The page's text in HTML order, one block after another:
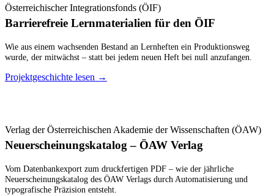
Österreichischer Integrationsfonds (ÖIF)
Barrierefreie Lernmaterialien für den ÖIF
Wie aus einem wachsenden Bestand an Lernheften ein Produktionsweg
wurde, der mitwächst – statt bei jedem neuen Heft bei null anzufangen.
Projektgeschichte lesen →
Verlag der Österreichischen Akademie der Wissenschaften (ÖAW)
Neuerscheinungskatalog – ÖAW Verlag
Vom Datenbankexport zum druckfertigen PDF – wie der jährliche
Neuerscheinungskatalog des ÖAW Verlags durch Automatisierung und
typografische Präzision entsteht.